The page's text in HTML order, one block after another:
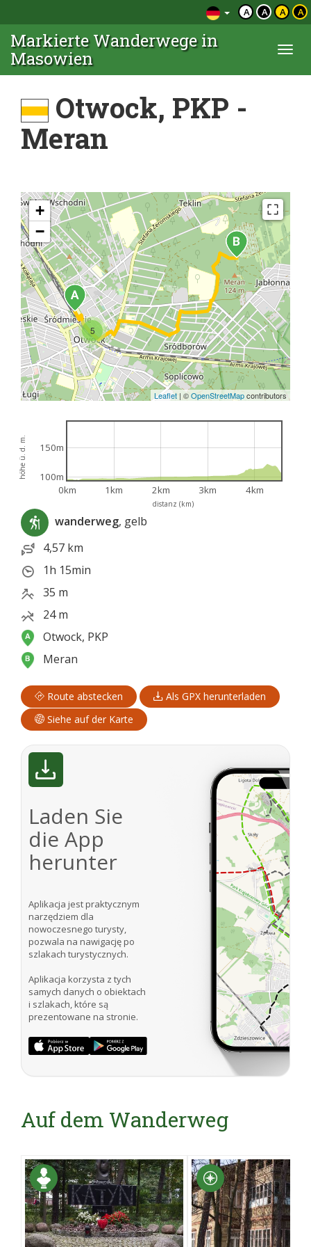
A A A A
Markierte Wanderwege in
Masowien
Otwock, PKP -
Meran
5
+
−
Leaflet | ©OpenStreetMapcontributors
distanz (km)
höhe ü. d. m.
0km 1km 2km 3km 4km
100m
150m
wanderweg, gelb
4,57 km
1h 15min
35 m
24 m
Otwock, PKP
Meran
Route abstecken
Als GPX herunterladen
Siehe auf der Karte
Laden Sie
die App
herunter
Aplikacja jest praktycznym
narzędziem dla
nowoczesnego turysty,
pozwala na nawigację po
szlakach turystycznych.
Aplikacja korzysta z tych
samych danych o obiektach
i szlakach, które są
prezentowane na stronie.
Auf dem Wanderweg